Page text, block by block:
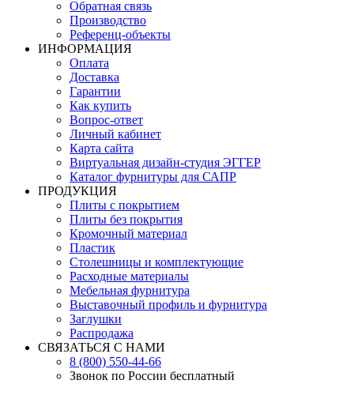
Обратная связь
Производство
Референц-объекты
ИНФОРМАЦИЯ
Оплата
Доставка
Гарантии
Как купить
Вопрос-ответ
Личный кабинет
Карта сайта
Виртуальная дизайн-студия ЭГГЕР
Каталог фурнитуры для САПР
ПРОДУКЦИЯ
Плиты с покрытием
Плиты без покрытия
Кромочный материал
Пластик
Столешницы и комплектующие
Расходные материалы
Мебельная фурнитура
Выставочный профиль и фурнитура
Заглушки
Распродажа
СВЯЗАТЬСЯ С НАМИ
8 (800) 550-44-66
Звонок по России бесплатный